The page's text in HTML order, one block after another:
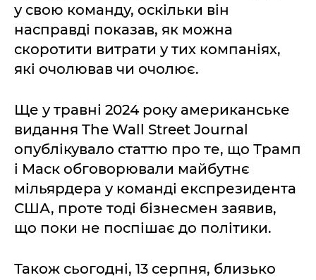
у свою команду, оскільки він
насправді показав, як можна
скоротити витрати у тих компаніях,
які очолював чи очолює.
Ще у травні 2024 року американське
видання The Wall Street Journal
опублікувало статтю про те, що Трамп
і Маск обговорювали майбутнє
мільярдера у команді експрезидента
США, проте тоді бізнесмен заявив,
що поки не поспішає до політики.
Також сьогодні, 13 серпня, близько